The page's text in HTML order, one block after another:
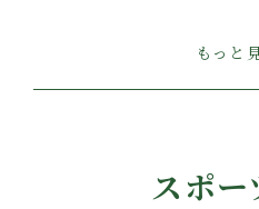
顔のたる
もっと
スポー